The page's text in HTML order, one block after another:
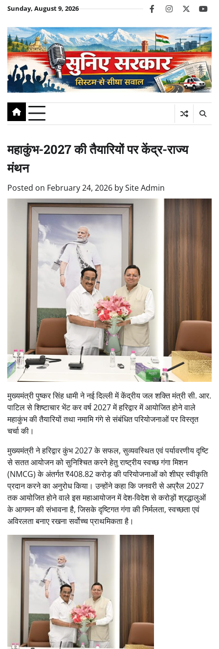
Skip
content
Sunday, August 9, 2026 facebookinstagram
twitter
महाकुंभ-2027 की तैयारियों पर केंद्र-राज्य
मंथन
Posted on February 24, 2026 bySite Admin
मुख्यमंत्री पुष्कर सिंह धामी ने नई दिल्ली में केंद्रीय जल शक्ति मंत्री सी. आर.
पाटिल से शिष्टाचार भेंट कर वर्ष 2027 में हरिद्वार में आयोजित होने वाले
महाकुंभ की तैयारियों तथा नमामि गंगे से संबंधित परियोजनाओं पर विस्तृत
चर्चा की।
मुख्यमंत्री ने हरिद्वार कुंभ 2027 के सफल, सुव्यवस्थित एवं पर्यावरणीय दृष्टि
से सतत आयोजन को सुनिश्चित करने हेतु राष्ट्रीय स्वच्छ गंगा मिशन
(NMCG) के अंतर्गत ₹408.82 करोड़ की परियोजनाओं को शीघ्र स्वीकृति
प्रदान करने का अनुरोध किया। उन्होंने कहा कि जनवरी से अप्रैल 2027
तक आयोजित होने वाले इस महाआयोजन में देश-विदेश से करोड़ों श्रद्धालुओं
के आगमन की संभावना है, जिसके दृष्टिगत गंगा की निर्मलता, स्वच्छता एवं
अविरलता बनाए रखना सर्वोच्च प्राथमिकता है।